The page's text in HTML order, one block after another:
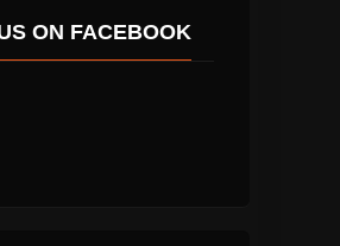
ON FACEBOOK